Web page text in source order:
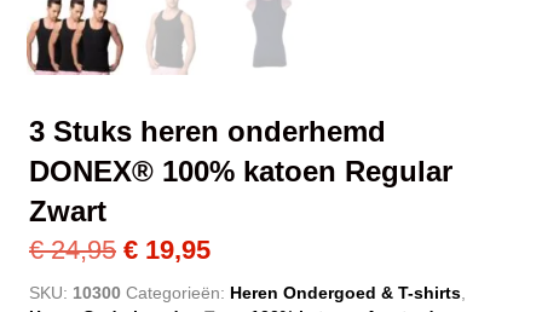
3 Stuks heren onderhemd
DONEX® 100% katoen Regular
Zwart
€24,95 Oorspronkelijke
prijs
€ 19,95Huidige
prijs
SKU: 10300 Categorieën: Heren Ondergoed & T-shirts,